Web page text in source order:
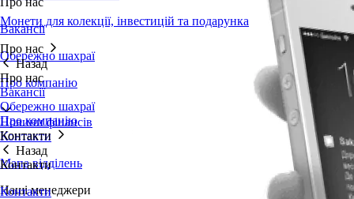
Вакансії
Обережно шахраї
Про компанію
Новини фінансів
Контакти
Мапа відділень
Наші менеджери
Монети для колекції, інвестицій та подарунка
Про нас
Назад
Про нас
Вакансії
Обережно шахраї
Про компанію
Контакти
Назад
Контакти
Контакти